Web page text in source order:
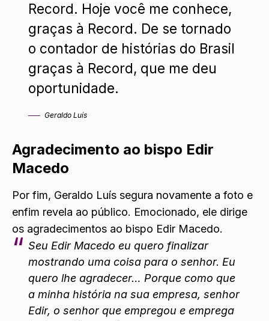
Record. Hoje você me conhece,
graças à Record. De se tornado
o contador de histórias do Brasil
graças à Record, que me deu
oportunidade.
Geraldo Luís
Agradecimento ao bispo Edir
Macedo
Por fim, Geraldo Luís segura novamente a foto e
enfim revela ao público. Emocionado, ele dirige
os agradecimentos ao bispo Edir Macedo.
Seu Edir Macedo eu quero finalizar
mostrando uma coisa para o senhor. Eu
quero lhe agradecer… Porque como que
a minha história na sua empresa, senhor
Edir, o senhor que empregou e emprega